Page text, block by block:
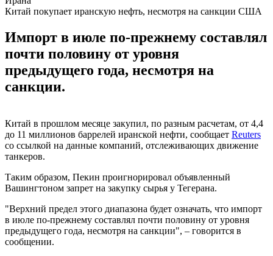
Китай покупает иранскую нефть, несмотря на санкции США
Импорт в июле по-прежнему составлял
почти половину от уровня
предыдущего года, несмотря на
санкции.
Китай в прошлом месяце закупил, по разным расчетам, от 4,4
до 11 миллионов баррелей иранской нефти, сообщает Reuters
со ссылкой на данные компаний, отслеживающих движение
танкеров.
Таким образом, Пекин проигнорировал объявленный
Вашингтоном запрет на закупку сырья у Тегерана.
"Верхний предел этого диапазона будет означать, что импорт
в июле по-прежнему составлял почти половину от уровня
предыдущего года, несмотря на санкции", – говорится в
сообщении.